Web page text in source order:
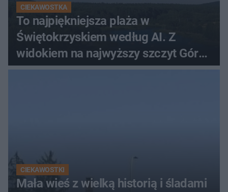
CIEKAWOSTKA
To najpiękniejsza plaża w
Świętokrzyskiem według AI. Z
widokiem na najwyższy szczyt Gór
Świętokrzyskich
CIEKAWOSTKI
Mała wieś z wielką historią i śladami